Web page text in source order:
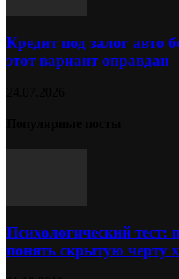
Кредит под залог авто
этот вариант оправдан
Психологический
понять скрытую черту